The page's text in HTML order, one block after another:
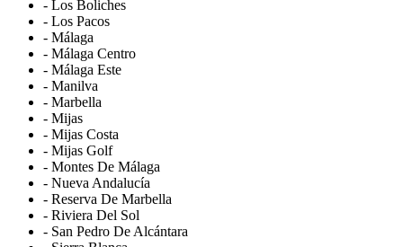
- Los Boliches
- Los Pacos
- Málaga
- Málaga Centro
- Málaga Este
- Manilva
- Marbella
- Mijas
- Mijas Costa
- Mijas Golf
- Montes De Málaga
- Nueva Andalucía
- Reserva De Marbella
- Riviera Del Sol
- San Pedro De Alcántara